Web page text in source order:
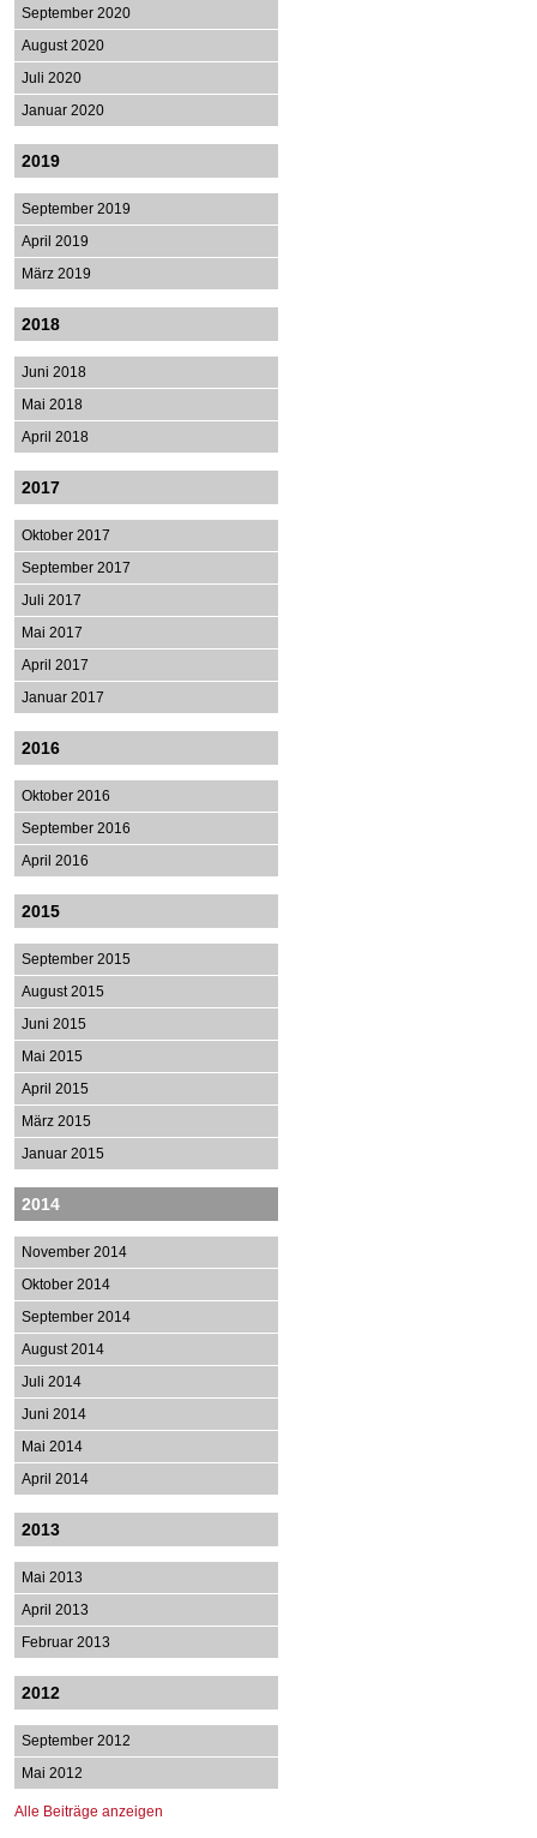
September 2020
August 2020
Juli 2020
Januar 2020
2019
September 2019
April 2019
März 2019
2018
Juni 2018
Mai 2018
April 2018
2017
Oktober 2017
September 2017
Juli 2017
Mai 2017
April 2017
Januar 2017
2016
Oktober 2016
September 2016
April 2016
2015
September 2015
August 2015
Juni 2015
Mai 2015
April 2015
März 2015
Januar 2015
2014
November 2014
Oktober 2014
September 2014
August 2014
Juli 2014
Juni 2014
Mai 2014
April 2014
2013
Mai 2013
April 2013
Februar 2013
2012
September 2012
Mai 2012
Alle Beiträge anzeigen